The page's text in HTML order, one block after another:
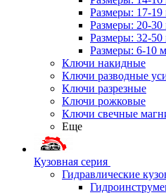
Размеры: 17-
Размеры: 20-
Размеры: 32-
Размеры: 6-10
Ключи накидные
Ключи разводные
Ключи разрезные
Ключи рожковые
Ключи свечные
Еще
Кузовная серия
Гидравлические